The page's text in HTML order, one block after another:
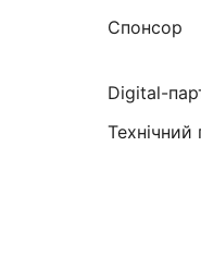
Спонсор
Digital-
Технічний